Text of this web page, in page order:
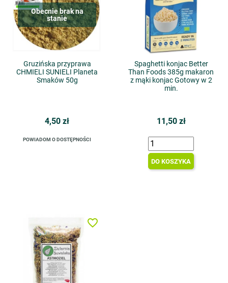
Obecnie brak na
stanie
Gruzińska przyprawa
CHMIELI SUNIELI Planeta
Smaków 50g
4,50 zł
POWIADOM O DOSTĘPNOŚCI
Spaghetti konjac Better
Than Foods 385g makaron
z mąki konjac Gotowy w 2
min.
11,50 zł
DO KOSZYKA
favorite_border